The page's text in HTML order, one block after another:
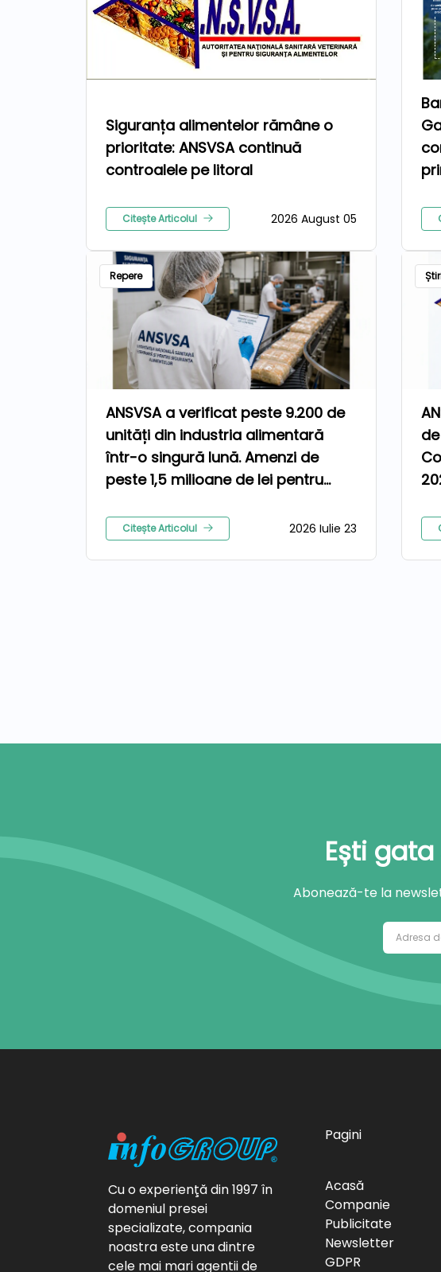
Siguranța alimentelor rămâne o
prioritate: ANSVSA continuă
controalele pe litoral
Citește Articolul 2026 August 05
Repere
ANSVSA a verificat peste 9.200 de
unități din industria alimentară
într-o singură lună. Amenzi de
peste 1,5 milioane de lei pentru
Citește Articolul 2026 Iulie 23
Ești
Abonează-te la
Cu o experienţă din 1997 în
domeniul presei
specializate, compania
noastra este una dintre
cele mai mari agentii de
Pagini
Acasă
Companie
Publicitate
Newsletter
GDPR